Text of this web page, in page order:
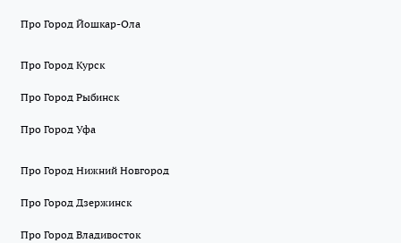
Про Город Йошкар-Ола
Про Город Курск
Про Город Рыбинск
Про Город Уфа
Про Город Нижний Новгород
Про Город Дзержинск
Про Город Владивосток